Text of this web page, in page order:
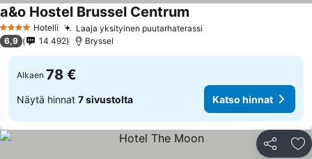
4 Tähtiluokitus
Hotelli Laaja yksityinen puutarhaterassi
a&o Hostel Brussel Centrum
6,9 14 492 Bryssel
Alkaen 78 €
Näytä hinnat 7 sivustolta Katso hinnat
Jaa